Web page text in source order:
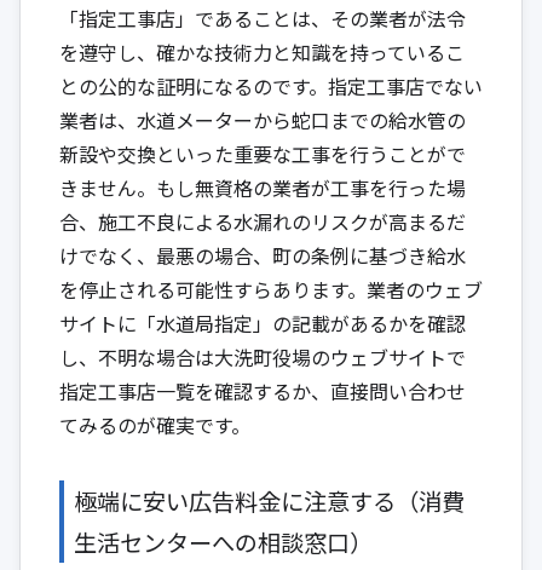
「指定工事店」であることは、その業者が法令
を遵守し、確かな技術力と知識を持っているこ
との公的な証明になるのです。指定工事店でない
業者は、水道メーターから蛇口までの給水管の
新設や交換といった重要な工事を行うことがで
きません。もし無資格の業者が工事を行った場
合、施工不良による水漏れのリスクが高まるだ
けでなく、最悪の場合、町の条例に基づき給水
を停止される可能性すらあります。業者のウェブ
サイトに「水道局指定」の記載があるかを確認
し、不明な場合は大洗町役場のウェブサイトで
指定工事店一覧を確認するか、直接問い合わせ
てみるのが確実です。
極端に安い広告料金に注意する（消費
生活センターへの相談窓口）